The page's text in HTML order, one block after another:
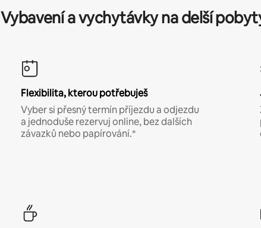
Vybavení a vychytávky na delší
Flexibilita, kterou potřebuješ
Vyber si přesný termín příjezdu a odjezdu
a jednoduše rezervuj online, bez dalších
závazků nebo papírování.*